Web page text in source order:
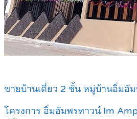
ขายบ้านเดี่ยว 2 ชั้น หมู่บ้านอิ่มอั
โครงการ อิ่มอัมพรทาวน์ Im